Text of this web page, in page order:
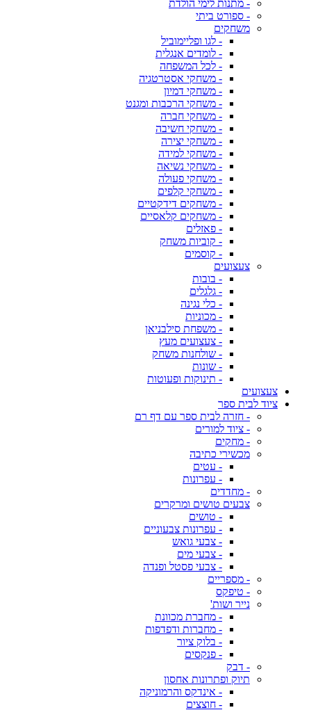
- מתנות לימי הולדת
- ספורט ביתי
משחקים
- לגו ופליימוביל
- לומדים אנגלית
- לכל המשפחה
- משחקי אסטרטגיה
- משחקי דמיון
- משחקי הרכבות ומגנט
- משחקי חברה
- משחקי חשיבה
- משחקי יצירה
- משחקי למידה
- משחקי נשיאה
- משחקי פעולה
- משחקי קלפים
- משחקים דידקטיים
- משחקים קלאסיים
- פאזלים
- קוביות משחק
- קוסמים
צעצועים
- בובות
- גלגלים
- כלי נגינה
- מכוניות
- משפחת סילבניאן
- צעצועים מעץ
- שולחנות משחק
- שונות
- תינוקות ופעוטות
צעצועים
ציוד לבית ספר
- חזרה לבית ספר עם דף רם
- ציוד למורים
- מחקים
מכשירי כתיבה
- עטים
- עפרונות
- מחדדים
צבעים טושים ומרקרים
- טושים
- עפרונות צבעוניים
- צבעי גואש
- צבעי מים
- צבעי פסטל ופנדה
- מספריים
- טיפקס
נייר ושות'
- מחברת מכוונת
- מחברות ודפדפות
- בלוק ציור
- פנקסים
- דבק
תיוק ופתרונות אחסון
- אינדקס והרמוניקה
- חוצצים